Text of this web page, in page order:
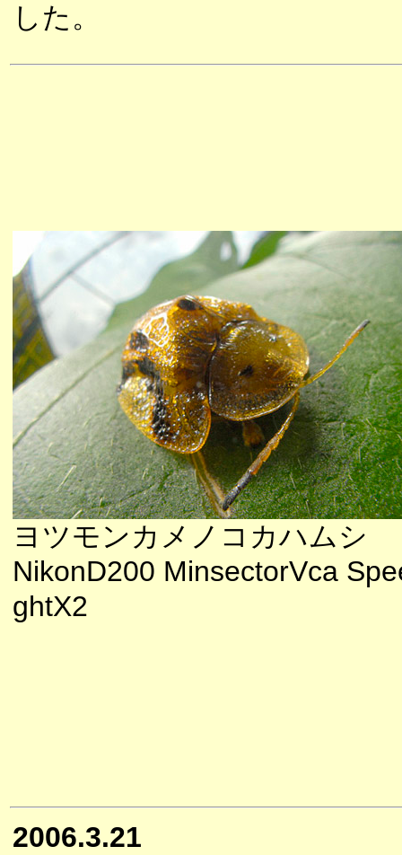
した。
ヨツモンカメノコカハムシ
NikonD200 MinsectorVca
ghtX2
2006.3.21